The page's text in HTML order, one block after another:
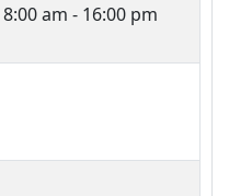
8:00 am - 16:00 pm